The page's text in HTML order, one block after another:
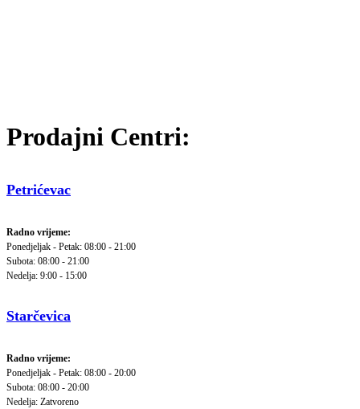
Prodajni Centri:
Petrićevac
Radno vrijeme:
Ponedjeljak - Petak: 08:00 - 21:00
Subota: 08:00 - 21:00
Nedelja: 9:00 - 15:00
Starčevica
Radno vrijeme:
Ponedjeljak - Petak: 08:00 - 20:00
Subota: 08:00 - 20:00
Nedelja: Zatvoreno